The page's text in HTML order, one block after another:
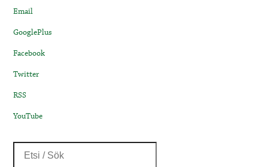
Email
GooglePlus
Facebook
Twitter
RSS
YouTube